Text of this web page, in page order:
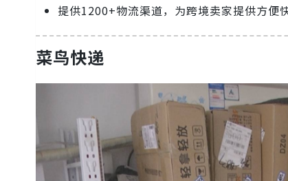
提供1200+物流渠道，为跨境卖家提供方便
菜鸟快递